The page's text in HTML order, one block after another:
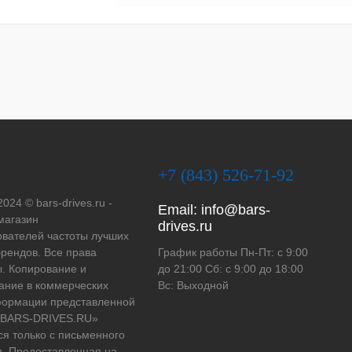
© bars-drives.ru -
частоты лучших
Все права
Копирование и
в коммерческих
представленной
DRIVES.RU»
только с письменного
+7 (843) 526-71-92
Email: info@bars-
drives.ru
График работы Пн-Пт: с 9:00
до 21:00 Сб: с 9:00 до 18:00
Вс: Выходной